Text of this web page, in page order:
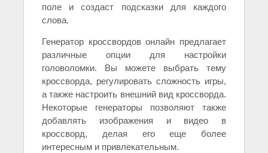
поле и создаст подсказки для каждого
слова.
Генератор кроссвордов онлайн предлагает
различные опции для настройки
головоломки. Вы можете выбрать тему
кроссворда, регулировать сложность игры,
а также настроить внешний вид кроссворда.
Некоторые генераторы позволяют также
добавлять изображения и видео в
кроссворд, делая его еще более
интересным и привлекательным.